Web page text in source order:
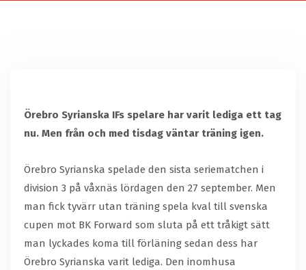
Örebro Syrianska IFs spelare har varit lediga ett tag
nu. Men från och med tisdag väntar träning igen.
Örebro Syrianska spelade den sista seriematchen i
division 3 på våxnäs lördagen den 27 september. Men
man fick tyvärr utan träning spela kval till svenska
cupen mot BK Forward som sluta på ett tråkigt sätt
man lyckades koma till förläning sedan dess har
Örebro Syrianska varit lediga. Den inomhusa